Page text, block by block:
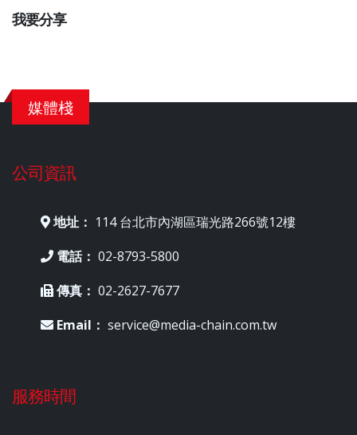
我要分享
媒體棧
公司資訊
地址： 114 台北市內湖區瑞光路266號12樓
電話： 02-8793-5800
傳真： 02-2627-7677
Email： service@media-chain.com.tw
服務時間